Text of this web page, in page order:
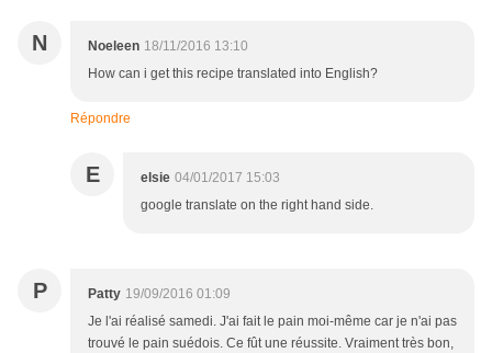
N Noeleen 18/11/2016 13:10
How can i get this recipe translated into English?
Répondre
E elsie 04/01/2017 15:03
google translate on the right hand side.
P Patty 19/09/2016 01:09
Je l'ai réalisé samedi. J'ai fait le pain moi-même car je n'ai pas
trouvé le pain suédois. Ce fût une réussite. Vraiment très bon,